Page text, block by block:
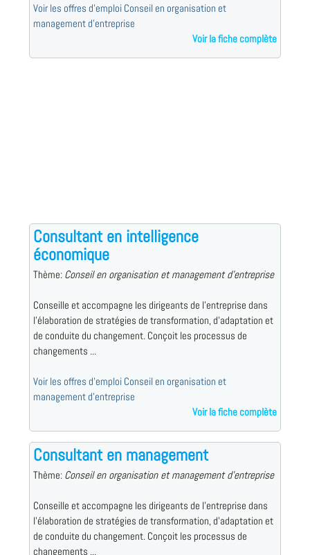
Voir les offres d'emploi Conseil en organisation et
management d'entreprise
Voir la fiche complète
Consultant en intelligence
économique
Thème: Conseil en organisation et management d'entreprise
Conseille et accompagne les dirigeants de l'entreprise dans
l'élaboration de stratégies de transformation, d'adaptation et
de conduite du changement. Conçoit les processus de
changements ...
Voir les offres d'emploi Conseil en organisation et
management d'entreprise
Voir la fiche complète
Consultant en management
Thème: Conseil en organisation et management d'entreprise
Conseille et accompagne les dirigeants de l'entreprise dans
l'élaboration de stratégies de transformation, d'adaptation et
de conduite du changement. Conçoit les processus de
changements ...